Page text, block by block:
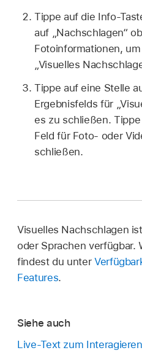
Tippe auf die Info-
auf „Nachschlagen“
Fotoinformationen,
„Visuelles
Tippe auf eine Stelle
Ergebnisfelds für
es zu schließen.
Feld für Foto- oder
schließen.
Visuelles Nachschlagen
oder Sprachen verfügbar.
findest du unter
Features.
Siehe auch
Live-Text zum